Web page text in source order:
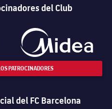
del Club
PATROCINADORES
del FC Barcelona